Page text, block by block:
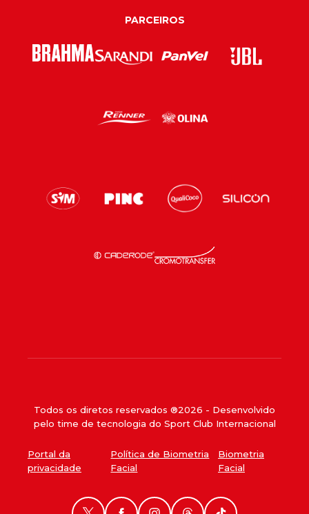
PARCEIROS
Todos os diretos reservados ®2026 - Desenvolvido
pelo time de tecnologia do Sport Club Internacional
Portal da
privacidade
Política de Biometria
Facial
Biometria
Facial